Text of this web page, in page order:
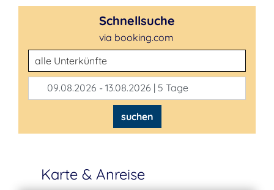
Schnellsuche
via booking.com
Unterkunftsart
09.08.2026 - 13.08.2026 | 5 Tage
suchen
Karte & Anreise